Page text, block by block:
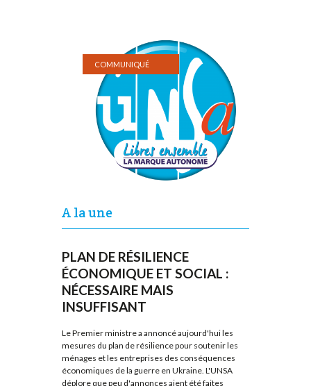
COMMUNIQUÉ
A la une
PLAN DE RÉSILIENCE
ÉCONOMIQUE ET SOCIAL :
NÉCESSAIRE MAIS
INSUFFISANT
Le Premier ministre a annoncé aujourd'hui les
mesures du plan de résilience pour soutenir les
ménages et les entreprises des conséquences
économiques de la guerre en Ukraine. L'UNSA
déplore que peu d'annonces aient été faites